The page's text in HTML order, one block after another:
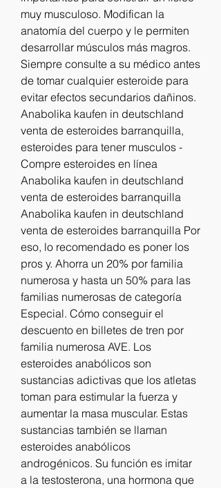
muy musculoso. Modifican la
anatomía del cuerpo y le permiten
desarrollar músculos más magros.
Siempre consulte a su médico antes
de tomar cualquier esteroide para
evitar efectos secundarios dañinos.
Anabolika kaufen in deutschland
venta de esteroides barranquilla,
esteroides para tener musculos -
Compre esteroides en línea
Anabolika kaufen in deutschland
venta de esteroides barranquilla
Anabolika kaufen in deutschland
venta de esteroides barranquilla Por
eso, lo recomendado es poner los
pros y. Ahorra un 20% por familia
numerosa y hasta un 50% para las
familias numerosas de categoría
Especial. Cómo conseguir el
descuento en billetes de tren por
familia numerosa AVE. Los
esteroides anabólicos son
sustancias adictivas que los atletas
toman para estimular la fuerza y
aumentar la masa muscular. Estas
sustancias también se llaman
esteroides anabólicos
androgénicos. Su función es imitar
a la testosterona, una hormona que